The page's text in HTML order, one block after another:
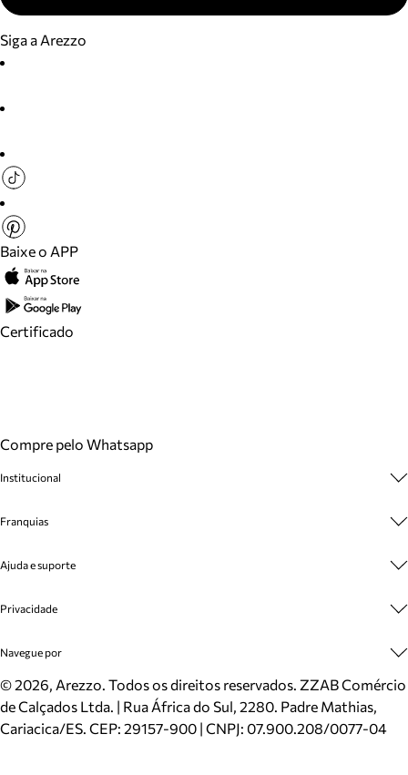
Siga a Arezzo
Baixe o APP
Certificado
Compre pelo Whatsapp
Institucional
Cashback
Venda Corporativa
Mapa do Site
Inverno
Mundo Arezzo
Franquias
Plano de Negócio
Ajuda e suporte
Cadastro
Meus Pedidos
Trocas e Devoluções
Cartão Presente
Localizador de lojas
Privacidade
Politica e Privacidade
Navegue por
Sapatos
Bolsas
Scarpins
©2026, Arezzo. Todos os direitos reservados. ZZAB Comércio
de Calçados Ltda. | Rua África do Sul, 2280. Padre Mathias,
Cariacica/ES. CEP: 29157-900 | CNPJ: 07.900.208/0077-04